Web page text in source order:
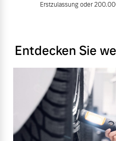
Erstzulassung oder
Entdecken Sie